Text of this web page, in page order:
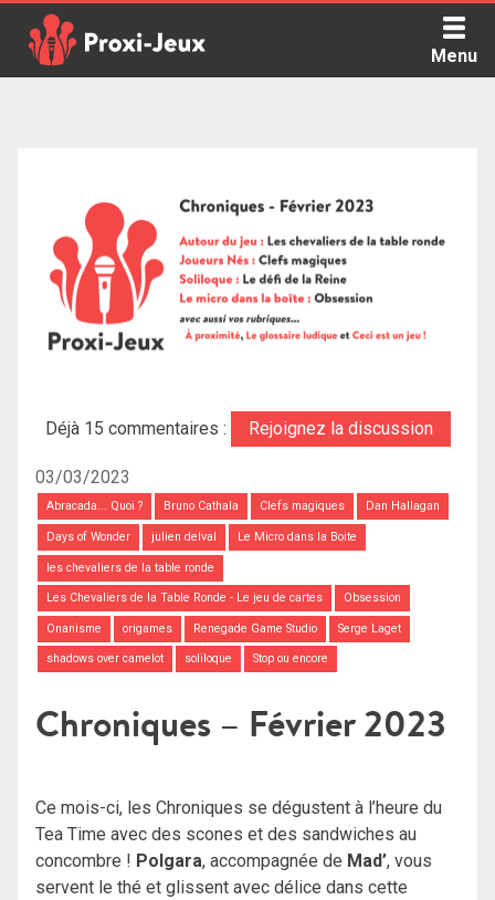
content
Menu
Déjà 15 commentaires : Rejoignez la discussion
03/03/2023
Abracada... Quoi ? Bruno Cathala Clefs magiques Dan Hallagan
Days of Wonder julien delval Le Micro dans la Boite
les chevaliers de la table ronde
Les Chevaliers de la Table Ronde - Le jeu de cartes Obsession
Onanisme origames Renegade Game Studio Serge Laget
shadows over camelot soliloque Stop ou encore
Chroniques – Février 2023
Ce mois-ci, les Chroniques se dégustent à l’heure du
Tea Time avec des scones et des sandwiches au
concombre ! Polgara, accompagnée de Mad’, vous
servent le thé et glissent avec délice dans cette